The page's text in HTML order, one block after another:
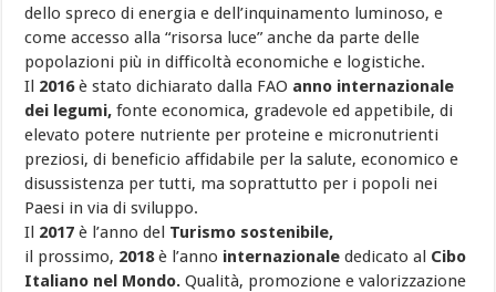
dello spreco di energia e dell’inquinamento luminoso, e
come accesso alla “risorsa luce” anche da parte delle
popolazioni più in difficoltà economiche e logistiche.
Il 2016è stato dichiarato dalla FAO anno internazionale
dei legumi, fonte economica, gradevole ed appetibile, di
elevato potere nutriente per proteine ​​e micronutrienti
preziosi, di beneficio affidabile per la salute, economico e
disussistenza per tutti, ma soprattutto per i popoli nei
Paesi in via di sviluppo.
Il 2017 è l’anno del Turismo sostenibile,
il prossimo, 2018è l’anno internazionale dedicato al Cibo
Italiano nel Mondo.Qualità, promozione e valorizzazione